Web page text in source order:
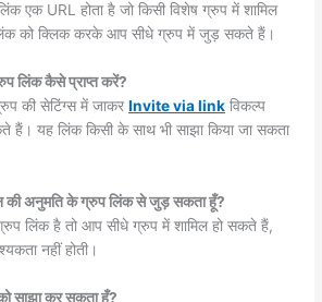
एक URL होता है जो किसी विशेष ग्रुप में शामिल
को क्लिक करके आप सीधे ग्रुप में जुड़ सकते हैं।
लिंक कैसे प्राप्त करें?
की सेटिंग्स में जाकरInvite via link विकल्प
हैं। यह लिंक किसी के साथ भी साझा किया जा सकता
की अनुमति के ग्रुप लिंक से जुड़ सकता हूँ?
लिंक है तो आप सीधे ग्रुप में शामिल हो सकते हैं,
नहीं होती।
साझा कर सकता हूँ?